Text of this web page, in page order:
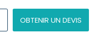
OBTENIR UN DEVIS